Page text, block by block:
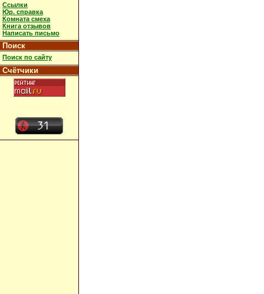
Ссылки
Юр. справка
Комната смеха
Книга отзывов
Написать письмо
Поиск
Поиск по сайту
Счётчики